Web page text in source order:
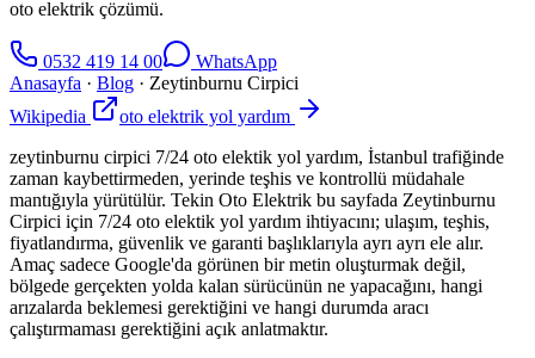
oto elektrik çözümü.
0532 419 14 00
WhatsApp
Anasayfa · Blog · Zeytinburnu Cirpici
Wikipedia
oto elektrik yol yardım
zeytinburnu cirpici 7/24 oto elektik yol yardım, İstanbul trafiğinde
zaman kaybettirmeden, yerinde teşhis ve kontrollü müdahale
mantığıyla yürütülür. Tekin Oto Elektrik bu sayfada Zeytinburnu
Cirpici için 7/24 oto elektik yol yardım ihtiyacını; ulaşım, teşhis,
fiyatlandırma, güvenlik ve garanti başlıklarıyla ayrı ayrı ele alır.
Amaç sadece Google'da görünen bir metin oluşturmak değil,
bölgede gerçekten yolda kalan sürücünün ne yapacağını, hangi
arızalarda beklemesi gerektiğini ve hangi durumda aracı
çalıştırmaması gerektiğini açık anlatmaktır.